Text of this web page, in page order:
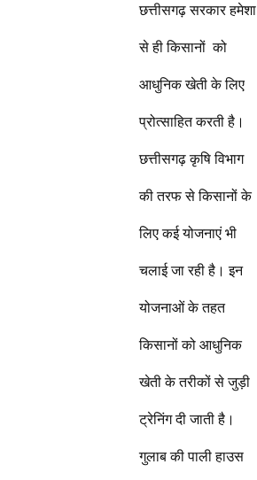
छत्तीसगढ़ सरकार हमेशा
से ही किसानों को
आधुनिक खेती के लिए
प्रोत्साहित करती है।
छत्तीसगढ़ कृषि विभाग
की तरफ से किसानों के
लिए कई योजनाएं भी
चलाई जा रही है। इन
योजनाओं के तहत
किसानों को आधुनिक
खेती के तरीकों से जुड़ी
ट्रेनिंग दी जाती है।
गुलाब की पाली हाउस